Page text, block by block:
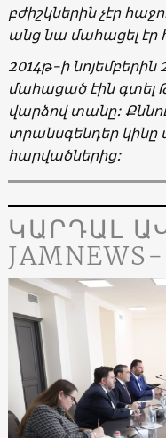
բժիշկներին չէր
անց նա մահացել էր
2014թ-ի
մահացած էին գտել
վարձով տանը:
տրանսգենդեր կինը
հարվածներից:
ԿԱՐԴԱԼ